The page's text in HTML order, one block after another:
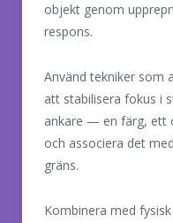
objekt genom
respons.
Använd tekniker som
att stabilisera fokus i
ankare — en färg, ett
och associera det
gräns.
Kombinera med